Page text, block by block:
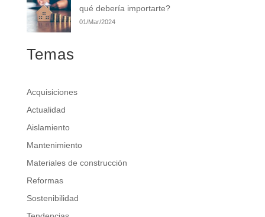
qué debería importarte?
01/Mar/2024
Temas
Acquisiciones
Actualidad
Aislamiento
Mantenimiento
Materiales de construcción
Reformas
Sostenibilidad